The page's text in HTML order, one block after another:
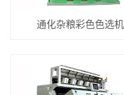
通化杂粮彩色色选机